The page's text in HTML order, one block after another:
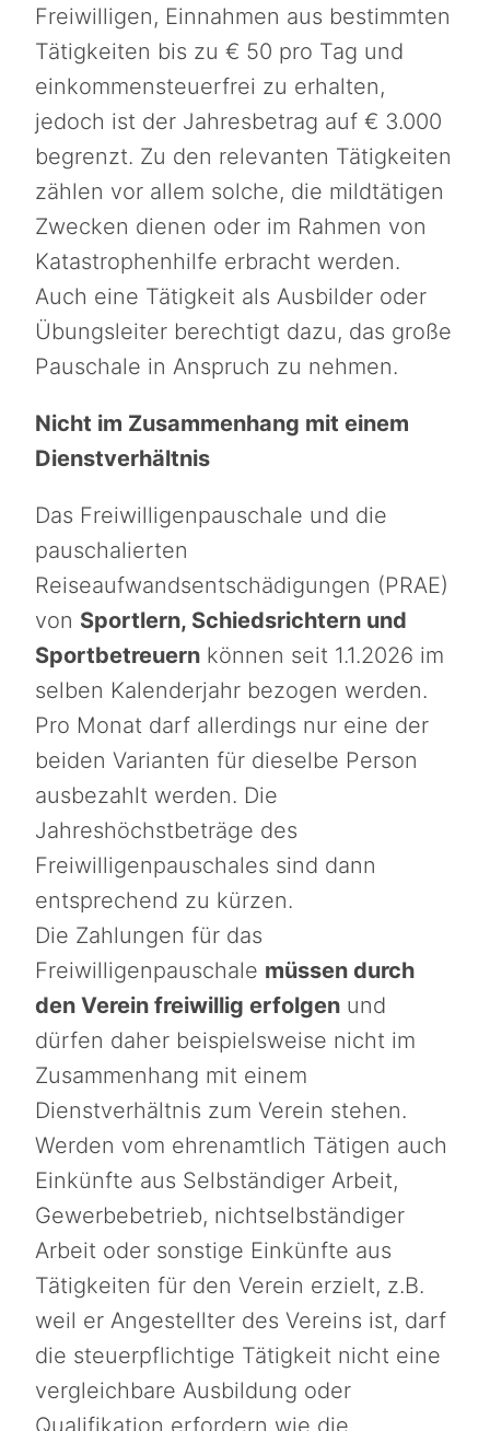
Freiwilligen, Einnahmen aus bestimmten
Tätigkeiten bis zu € 50 pro Tag und
einkommensteuerfrei zu erhalten,
jedoch ist der Jahresbetrag auf € 3.000
begrenzt. Zu den relevanten Tätigkeiten
zählen vor allem solche, die mildtätigen
Zwecken dienen oder im Rahmen von
Katastrophenhilfe erbracht werden.
Auch eine Tätigkeit als Ausbilder oder
Übungsleiter berechtigt dazu, das große
Pauschale in Anspruch zu nehmen.
Nicht im Zusammenhang mit einem
Dienstverhältnis
Das Freiwilligenpauschale und die
pauschalierten
Reiseaufwandsentschädigungen (PRAE)
von Sportlern, Schiedsrichtern und
Sportbetreuern können seit 1.1.2026 im
selben Kalenderjahr bezogen werden.
Pro Monat darf allerdings nur eine der
beiden Varianten für dieselbe Person
ausbezahlt werden. Die
Jahreshöchstbeträge des
Freiwilligenpauschales sind dann
entsprechend zu kürzen.
Die Zahlungen für das
Freiwilligenpauschale müssen durch
den Verein freiwillig erfolgen und
dürfen daher beispielsweise nicht im
Zusammenhang mit einem
Dienstverhältnis zum Verein stehen.
Werden vom ehrenamtlich Tätigen auch
Einkünfte aus Selbständiger Arbeit,
Gewerbebetrieb, nichtselbständiger
Arbeit oder sonstige Einkünfte aus
Tätigkeiten für den Verein erzielt, z.B.
weil er Angestellter des Vereins ist, darf
die steuerpflichtige Tätigkeit nicht eine
vergleichbare Ausbildung oder
Qualifikation erfordern wie die